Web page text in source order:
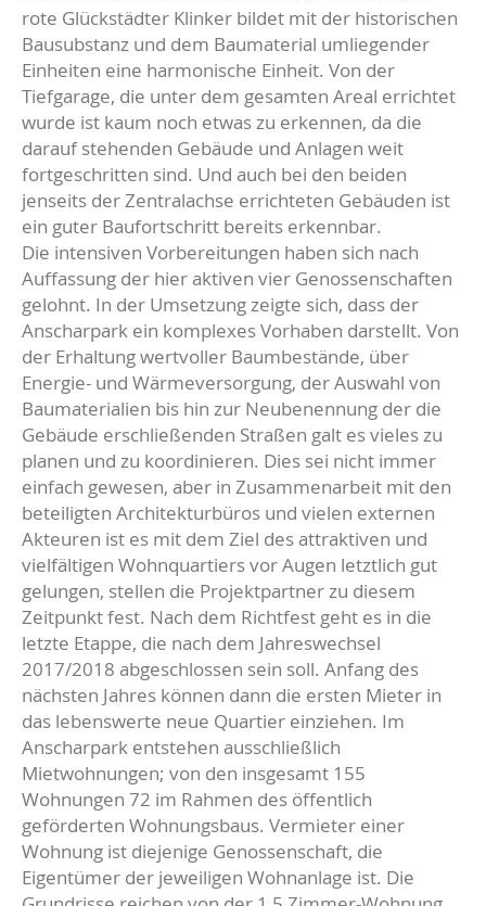
rote Glückstädter Klinker bildet mit der historischen
Bausubstanz und dem Baumaterial umliegender
Einheiten eine harmonische Einheit. Von der
Tiefgarage, die unter dem gesamten Areal errichtet
wurde ist kaum noch etwas zu erkennen, da die
darauf stehenden Gebäude und Anlagen weit
fortgeschritten sind. Und auch bei den beiden
jenseits der Zentralachse errichteten Gebäuden ist
ein guter Baufortschritt bereits erkennbar.
Die intensiven Vorbereitungen haben sich nach
Auffassung der hier aktiven vier Genossenschaften
gelohnt. In der Umsetzung zeigte sich, dass der
Anscharpark ein komplexes Vorhaben darstellt. Von
der Erhaltung wertvoller Baumbestände, über
Energie- und Wärmeversorgung, der Auswahl von
Baumaterialien bis hin zur Neubenennung der die
Gebäude erschließenden Straßen galt es vieles zu
planen und zu koordinieren. Dies sei nicht immer
einfach gewesen, aber in Zusammenarbeit mit den
beteiligten Architekturbüros und vielen externen
Akteuren ist es mit dem Ziel des attraktiven und
vielfältigen Wohnquartiers vor Augen letztlich gut
gelungen, stellen die Projektpartner zu diesem
Zeitpunkt fest. Nach dem Richtfest geht es in die
letzte Etappe, die nach dem Jahreswechsel
2017/2018 abgeschlossen sein soll. Anfang des
nächsten Jahres können dann die ersten Mieter in
das lebenswerte neue Quartier einziehen. Im
Anscharpark entstehen ausschließlich
Mietwohnungen; von den insgesamt 155
Wohnungen 72 im Rahmen des öffentlich
geförderten Wohnungsbaus. Vermieter einer
Wohnung ist diejenige Genossenschaft, die
Eigentümer der jeweiligen Wohnanlage ist. Die